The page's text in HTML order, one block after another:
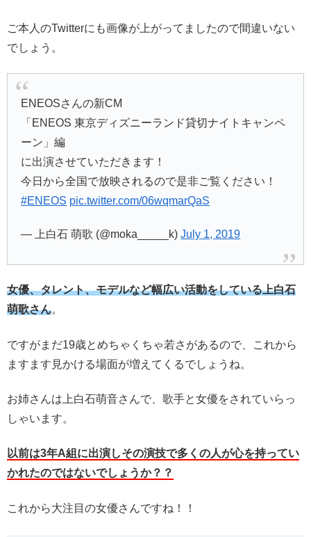
ご本人のTwitterにも画像が上がってましたので間違いない
でしょう。
ENEOSさんの新CM
「ENEOS 東京ディズニーランド貸切ナイトキャンペ
ーン」編
に出演させていただきます！
今日から全国で放映されるので是非ご覧ください！
#ENEOS pic.twitter.com/06wqmarQaS
— 上白石 萌歌 (@moka_____k)July 1, 2019
女優、タレント、モデルなど幅広い活動をしている上白石
萌歌さん。
ですがまだ19歳とめちゃくちゃ若さがあるので、これから
ますます見かける場面が増えてくるでしょうね。
お姉さんは上白石萌音さんで、歌手と女優をされていらっ
しゃいます。
以前は3年A組に出演しその演技で多くの人が心を持ってい
かれたのではないでしょうか？？
これから大注目の女優さんですね！！